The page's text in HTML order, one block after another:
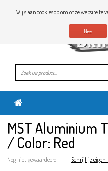
NL
MST Aluminium
/ Color: Red
Nog niet gewaardeerd | Schrijf je eigen
Wij slaan cookies op om onze website te
Nee